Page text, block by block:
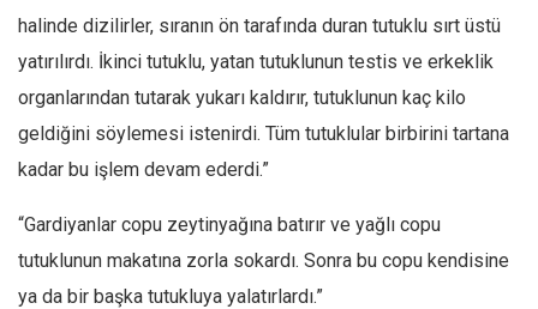
halinde dizilirler, sıranın ön tarafında duran tutuklu sırt üstü
yatırılırdı. İkinci tutuklu, yatan tutuklunun testis ve erkeklik
organlarından tutarak yukarı kaldırır, tutuklunun kaç kilo
geldiğini söylemesi istenirdi. Tüm tutuklular birbirini tartana
kadar bu işlem devam ederdi.”
“Gardiyanlar copu zeytinyağına batırır ve yağlı copu
tutuklunun makatına zorla sokardı. Sonra bu copu kendisine
ya da bir başka tutukluya yalatırlardı.”